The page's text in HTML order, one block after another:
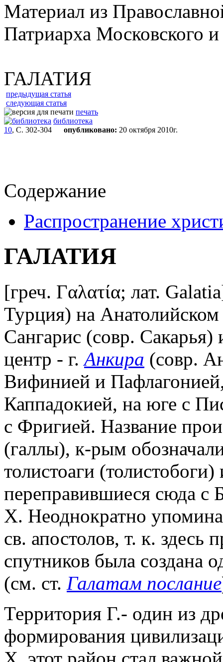
Материал из
Патриарха Московского
ГАЛАТИЯ
предыдущая статья
следующая статья
печать
библиотека
10, С. 302-304 опубликовано: 20 октября 2010г.
Содержание
Распространение
ГАЛАТИЯ
[греч. Γαλατία; лат.
Турция) на Анатолийском
Сангарис (совр.
центр - г.Анкира (совр.
Вифинией и
Каппадокией, на юге с
с Фригией. Название
(галлы), к-рым
толистоаги (толистобоги)
переправившиеся сюда с
Х. Неоднократно
св. апостолов, т. к. здесь
спутников была создана
(см. ст. Галатам послание
Территория Г.- один из
формирования